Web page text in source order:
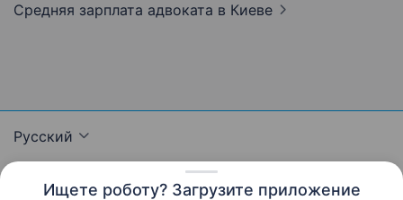
Ищете роботу? Загрузите приложение
Средняя зарплата адвоката в Киеве
Русский